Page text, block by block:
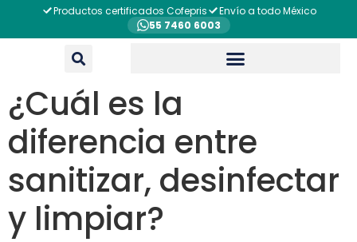
Productos certificados Cofepris
Envío a todo México
55 7460 6003
¿Cuál es la
diferencia entre
sanitizar, desinfectar
y limpiar?